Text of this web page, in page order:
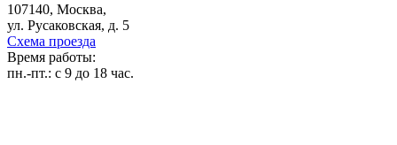
107140, Москва,
ул. Русаковская, д. 5
Схема проезда
Время работы:
пн.-пт.: с 9 до 18 час.